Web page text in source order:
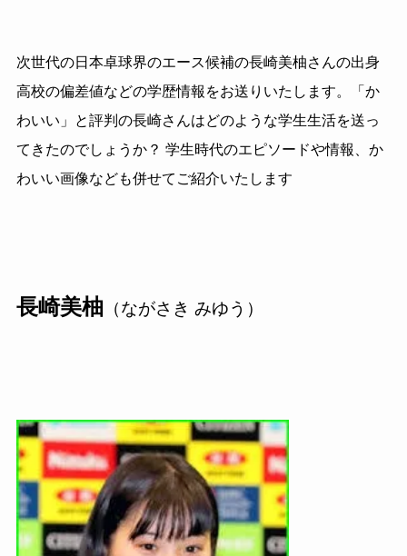
次世代の日本卓球界のエース候補の長崎美柚さんの出身
高校の偏差値などの学歴情報をお送りいたします。「か
わいい」と評判の長崎さんはどのような学生生活を送っ
てきたのでしょうか？ 学生時代のエピソードや情報、か
わいい画像なども併せてご紹介いたします
長崎美柚 （ながさき みゆう）